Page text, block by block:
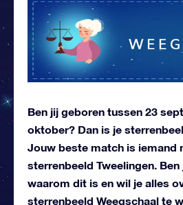
Ben jij geboren tussen 23
oktober? Dan is je
Jouw beste match is iemand
sterrenbeeld Tweelingen. Ben
waarom dit is en wil je alles
sterrenbeeld Weegschaal te